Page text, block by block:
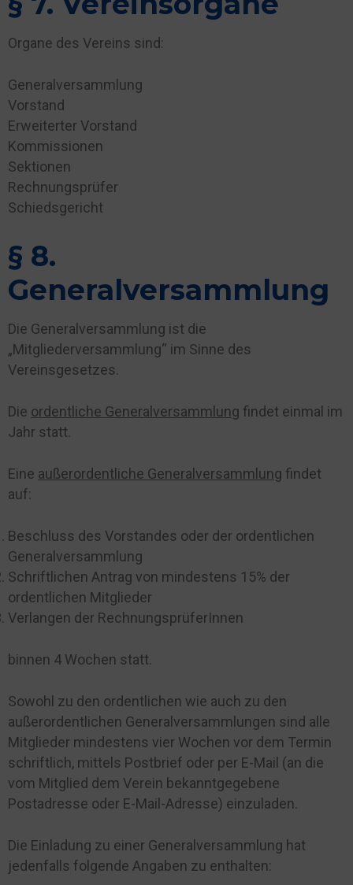
Organe des Vereins sind:
Generalversammlung
Vorstand
Erweiterter Vorstand
Kommissionen
Sektionen
Rechnungsprüfer
Schiedsgericht
§ 8.
Generalversammlung
Die Generalversammlung ist die
„Mitgliederversammlung“ im Sinne des
Vereinsgesetzes.
Die ordentliche Generalversammlung findet einmal im
Jahr statt.
Eine außerordentliche Generalversammlung findet
auf:
Beschluss des Vorstandes oder der ordentlichen
Generalversammlung
Schriftlichen Antrag von mindestens 15% der
ordentlichen Mitglieder
Verlangen der RechnungsprüferInnen
binnen 4 Wochen statt.
Sowohl zu den ordentlichen wie auch zu den
außerordentlichen Generalversammlungen sind alle
Mitglieder mindestens vier Wochen vor dem Termin
schriftlich, mittels Postbrief oder per E-Mail (an die
vom Mitglied dem Verein bekanntgegebene
Postadresse oder E-Mail-Adresse) einzuladen.
Die Einladung zu einer Generalversammlung hat
jedenfalls folgende Angaben zu enthalten: